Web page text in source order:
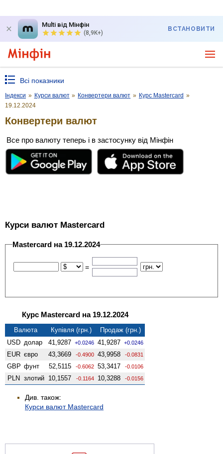
Multi від Мінфін
(8,9K+)
ВСТАНОВИТИ
Всі показники
Індекси » Курси валют » Конвертери валют » Курс Mastercard »
19.12.2024
Конвертери валют
Все про валюту теперь і в застосунку від Мінфін
Курси валют Mastercard
Mastercard на 19.12.2024
=
Курс Mastercard на 19.12.2024
Валюта Купівля (грн.)
Продаж (грн.)
USD долар 41,9287 +0.0246 41,9287 +0.0246
EUR євро 43,3669 -0.4900 43,9958 -0.0831
GBP фунт 52,5115 -0.6062 53,3417 -0.0106
PLN злотий 10,1557 -0.1164 10,3288 -0.0156
Див. також:
Курси валют Mastercard